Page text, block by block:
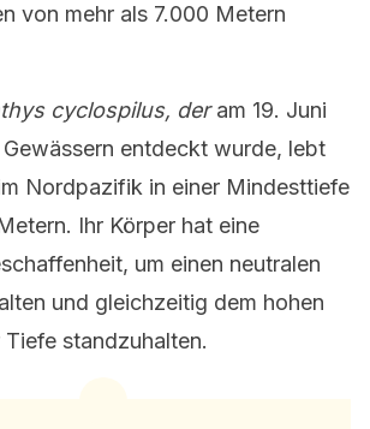
von mehr als 7.000 Metern
cyclospilus, deram 19. Juni
entdeckt wurde, lebt
Nordpazifik in einer Mindesttiefe
Ihr Körper hat eine
um einen neutralen
und gleichzeitig dem hohen
standzuhalten.